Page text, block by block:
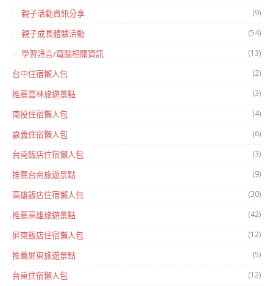
親子活動資訊分享 (9)
親子成長體驗活動 (54)
學習語言/電腦相關資訊 (13)
台中住宿懶人包 (2)
推薦雲林旅遊景點 (3)
南投住宿懶人包 (4)
嘉義住宿懶人包 (6)
台南飯店住宿懶人包 (3)
推薦台南旅遊景點 (9)
高雄飯店住宿懶人包 (30)
推薦高雄旅遊景點 (42)
屏東飯店住宿懶人包 (12)
推薦屏東旅遊景點 (5)
台東住宿懶人包 (12)